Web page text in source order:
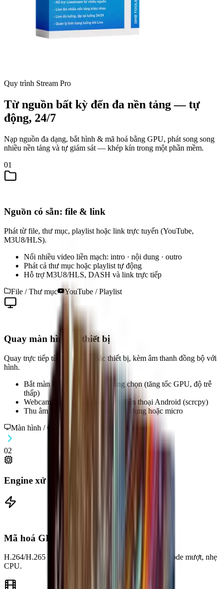
Quy trình Stream Pro
Từ nguồn bất kỳ đến đa nền tảng — tự
động, 24/7
Nạp nguồn đa dạng, bắt hình & mã hoá bằng GPU, phát song song
nhiều nền tảng và tự giám sát — khép kín trong một phần mềm.
01
Nguồn có sẵn: file & link
Phát từ file, thư mục, playlist hoặc link trực tuyến (YouTube,
M3U8/HLS).
Nối nhiều video liền mạch: intro · nội dung · outro
Phát cả thư mục hoặc playlist tự động
Hỗ trợ M3U8/HLS, DASH và link trực tiếp
File / Thư mục
YouTube / Playlist
Quay màn hình & thiết bị
Quay trực tiếp từ màn hình hoặc thiết bị, kèm âm thanh đồng bộ với
hình.
Bắt màn hình, cửa sổ hoặc vùng chọn (tăng tốc GPU, độ trễ
thấp)
Webcam hoặc mirror màn hình điện thoại Android (scrcpy)
Thu âm thanh hệ thống, theo ứng dụng hoặc micro
Màn hình / Cửa sổ
02
Engine xử lý & mã hoá
Mã hoá GPU
H.264/H.265 bằng NVENC, QSV hoặc AMF — encode mượt, nhẹ
CPU.